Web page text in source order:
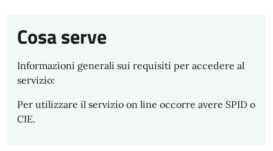
Cosa serve
Informazioni generali sui requisiti per accedere al
servizio:
Per utilizzare il servizio on line occorre avere SPID o
CIE.